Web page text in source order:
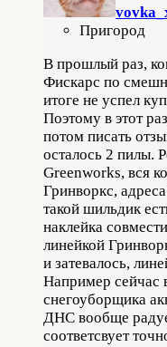
Пригород
В прошлый раз,
Фискарс по
итоге не успел
Поэтому в этот
потом писать
осталось 2 пилы.
Greenworks, вся
Гринворкс,
такой шильдик
наклейка
линейкой
и затевалось,
Например сейчас
снегоуборщика
ДНС вообще
соответсвует